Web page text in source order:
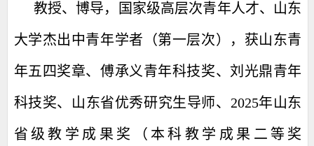
教授、博导，国家级高层次青年人才、山东
大学杰出中青年学者（第一层次） ，获山东青
年五四奖章、傅承义青年科技奖、刘光鼎青年
科技奖、山东省优秀研究生导师、 2025年山东
省级教学成果奖（ 本科教学成果二等奖